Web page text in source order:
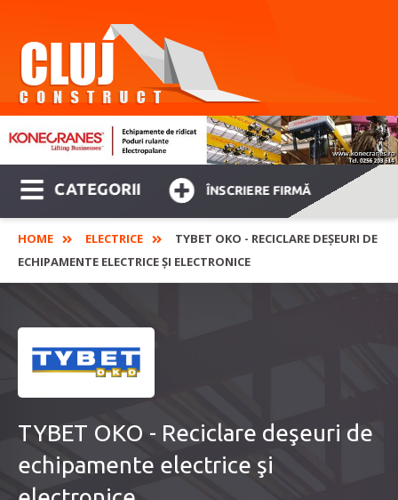
CATEGORII ÎNSCRIERE FIRMĂ
HOME ELECTRICE
TYBET OKO - RECICLARE DEŞEURI DE
ECHIPAMENTE ELECTRICE ŞI ELECTRONICE
TYBET OKO - Reciclare deşeuri de
echipamente electrice şi